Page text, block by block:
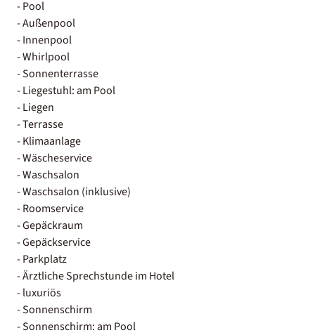
- Pool
- Außenpool
- Innenpool
- Whirlpool
- Sonnenterrasse
- Liegestuhl: am Pool
- Liegen
- Terrasse
- Klimaanlage
- Wäscheservice
- Waschsalon
- Waschsalon (inklusive)
- Roomservice
- Gepäckraum
- Gepäckservice
- Parkplatz
- Ärztliche Sprechstunde im Hotel
- luxuriös
- Sonnenschirm
- Sonnenschirm: am Pool